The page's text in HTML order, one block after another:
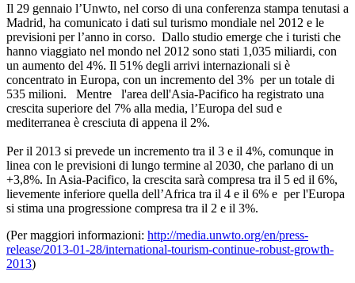
Il 29 gennaio l’Unwto, nel corso di una conferenza stampa tenutasi a
Madrid, ha comunicato i dati sul turismo mondiale nel 2012 e le
previsioni per l’anno in corso. Dallo studio emerge che i turisti che
hanno viaggiato nel mondo nel 2012 sono stati 1,035 miliardi, con
un aumento del 4%. Il 51% degli arrivi internazionali si è
concentrato in Europa, con un incremento del 3% per un totale di
535 milioni. Mentre l'area dell'Asia-Pacifico ha registrato una
crescita superiore del 7% alla media, l’Europa del sud e
mediterranea è cresciuta di appena il 2%.
Per il 2013 si prevede un incremento tra il 3 e il 4%, comunque in
linea con le previsioni di lungo termine al 2030, che parlano di un
+3,8%. In Asia-Pacifico, la crescita sarà compresa tra il 5 ed il 6%,
lievemente inferiore quella dell’Africa tra il 4 e il 6% e per l'Europa
si stima una progressione compresa tra il 2 e il 3%.
(Per maggiori informazioni: http://media.unwto.org/en/press-
release/2013-01-28/international-tourism-continue-robust-growth-
2013)